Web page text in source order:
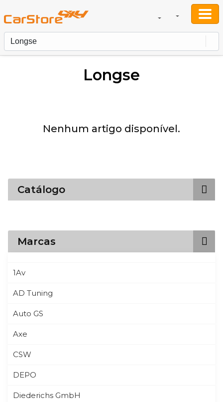
Longse
Nenhum artigo disponível.
Catálogo
Marcas
1Av
AD Tuning
Auto GS
Axe
CSW
DEPO
Diederichs GmbH